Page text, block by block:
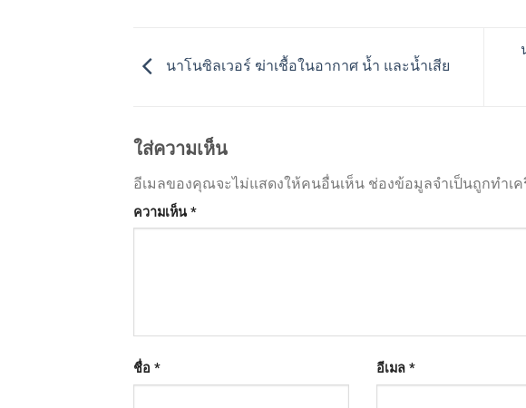
นาโนซิลเวอร์ ฆ่าเชื้อในอากาศ น้ำ และน้ำเสีย
ใส่ความเห็น
อีเมลของคุณจะไม่แสดงให้คนอื่นเห็น ช่องข้อมูลจำเป็นถูกทำเ
ความเห็น *
ชื่อ * อีเมล *